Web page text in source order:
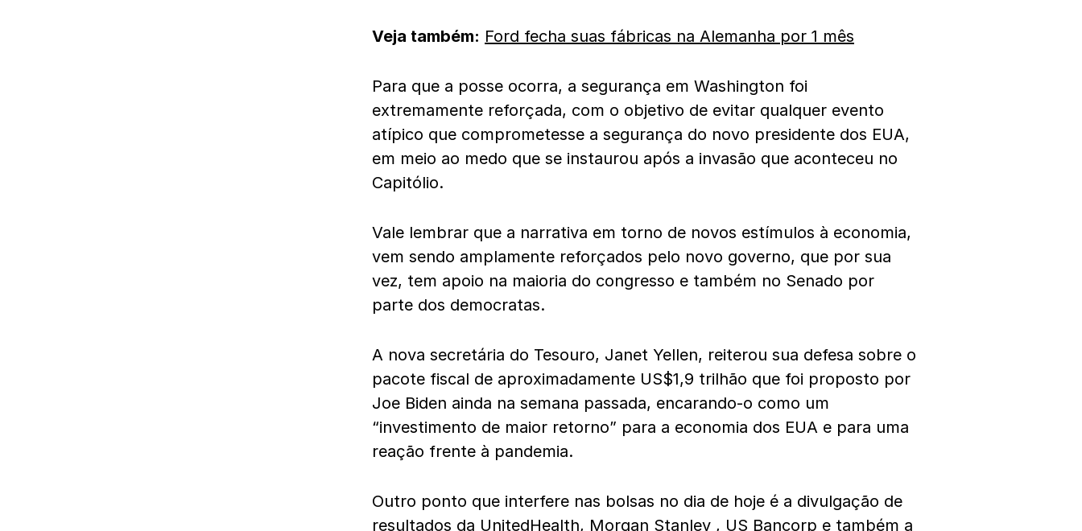
Veja também: Ford fecha suas fábricas na Alemanha por 1 mês
Para que a posse ocorra, a segurança em Washington foi
extremamente reforçada, com o objetivo de evitar qualquer evento
atípico que comprometesse a segurança do novo presidente dos EUA,
em meio ao medo que se instaurou após a invasão que aconteceu no
Capitólio.
Vale lembrar que a narrativa em torno de novos estímulos à economia,
vem sendo amplamente reforçados pelo novo governo, que por sua
vez, tem apoio na maioria do congresso e também no Senado por
parte dos democratas.
A nova secretária do Tesouro, Janet Yellen, reiterou sua defesa sobre o
pacote fiscal de aproximadamente US$1,9 trilhão que foi proposto por
Joe Biden ainda na semana passada, encarando-o como um
“investimento de maior retorno” para a economia dos EUA e para uma
reação frente à pandemia.
Outro ponto que interfere nas bolsas no dia de hoje é a divulgação de
resultados da UnitedHealth, Morgan Stanley , US Bancorp e também a